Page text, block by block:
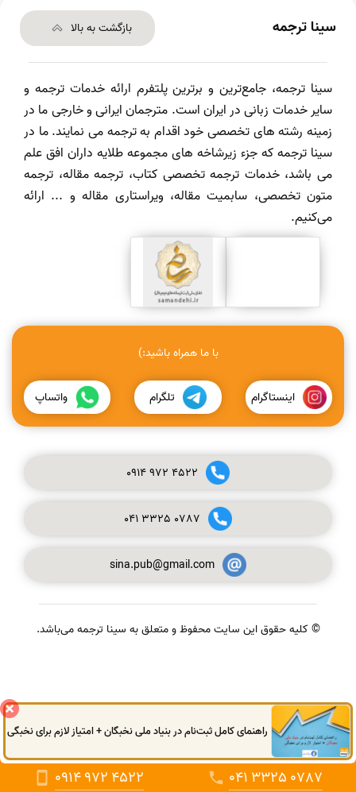
سینا ترجمه بازگشت به بالا
سینا ترجمه، جامع‌ترین و برترین پلتفرم ارائه خدمات ترجمه و
سایر خدمات زبانی در ایران است. مترجمان ایرانی و خارجی ما در
زمینه رشته های تخصصی خود اقدام به ترجمه می نمایند. ما در
سینا ترجمه که جزء زیرشاخه های مجموعه طلایه داران افق علم
می باشد، خدمات ترجمه تخصصی کتاب، ترجمه مقاله، ترجمه
متون تخصصی، سابمیت مقاله، ویراستاری مقاله و ... ارائه
می‌کنیم.
با ما همراه باشید:)
اینستاگرام تلگرام واتساپ
0914972 4522
041 3325 0787
sina.pub@gmail.com
© کلیه حقوق این سایت محفوظ و متعلق به سینا ترجمه می‌باشد.
041 3325 0787
0914972 4522
راهنمای کامل ثبت‌نام در بنیاد ملی نخبگان + امتیاز لازم برای نخبگی
گفتگوی آنلاین